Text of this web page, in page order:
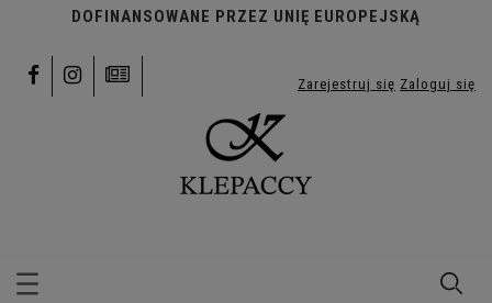
Zarejestruj się Zaloguj się
DOFINANSOWANE PRZEZ UNIĘ EUROPEJSKĄ